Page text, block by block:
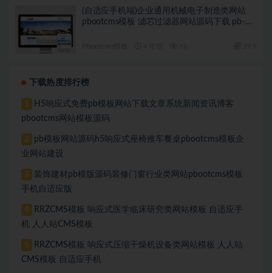
(自适应手机端)企业通用机械电子制造类网站
pbootcms模板 滤芯过滤器网站源码下载 pb-
下载热度排行榜
1
H5响应式免费pb模板网站下载文章系统新闻资讯博客
pbootcms网站模板源码
2
pb模板网站源码h5响应式座椅推车餐桌pbootcms模板企
业网站建设
3
装饰建材pb模版源码装修门窗行业类网站pbootcms模板
手机自适应版
4
RRZCMS模板 响应式医学临床研究类网站模板 自适应手
机 人人站CMS模板
5
RRZCMS模板 响应式压缩干燥机设备类网站模板 人人站
CMS模板 自适应手机